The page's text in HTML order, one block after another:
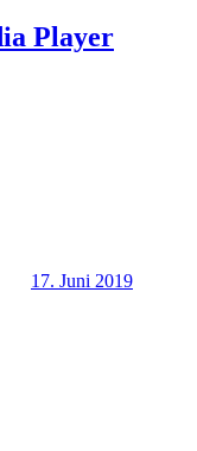
Player
17. Juni 2019